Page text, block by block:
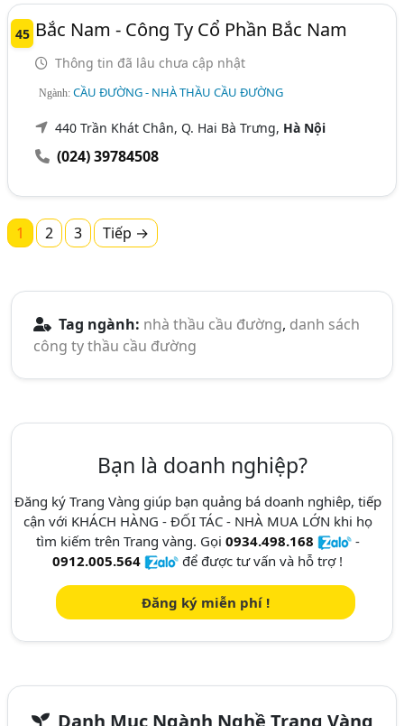
45 Bắc Nam - Công Ty Cổ Phần Bắc Nam
Thông tin đã lâu chưa cập nhật
Ngành:CẦU ĐƯỜNG - NHÀ THẦU CẦU ĐƯỜNG
440 Trần Khát Chân, Q. Hai Bà Trưng, Hà Nội
(024) 39784508
1 2 3 Tiếp →
Tag ngành: nhà thầu cầu đường, danh sách
công ty thầu cầu đường
Bạn là doanh nghiệp?
Đăng ký Trang Vàng giúp bạn quảng bá doanh nghiêp, tiếp
cận với KHÁCH HÀNG - ĐỐI TÁC - NHÀ MUA LỚN khi họ
tìm kiếm trên Trang vàng. Gọi 0934.498.168
-
0912.005.564
để được tư vấn và hỗ trợ !
Đăng ký miễn phí !
Danh Mục Ngành Nghề Trang Vàng